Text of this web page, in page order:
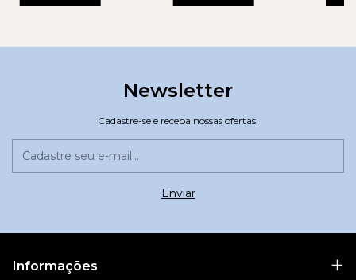
Newsletter
Cadastre-se e receba nossas ofertas.
Informações